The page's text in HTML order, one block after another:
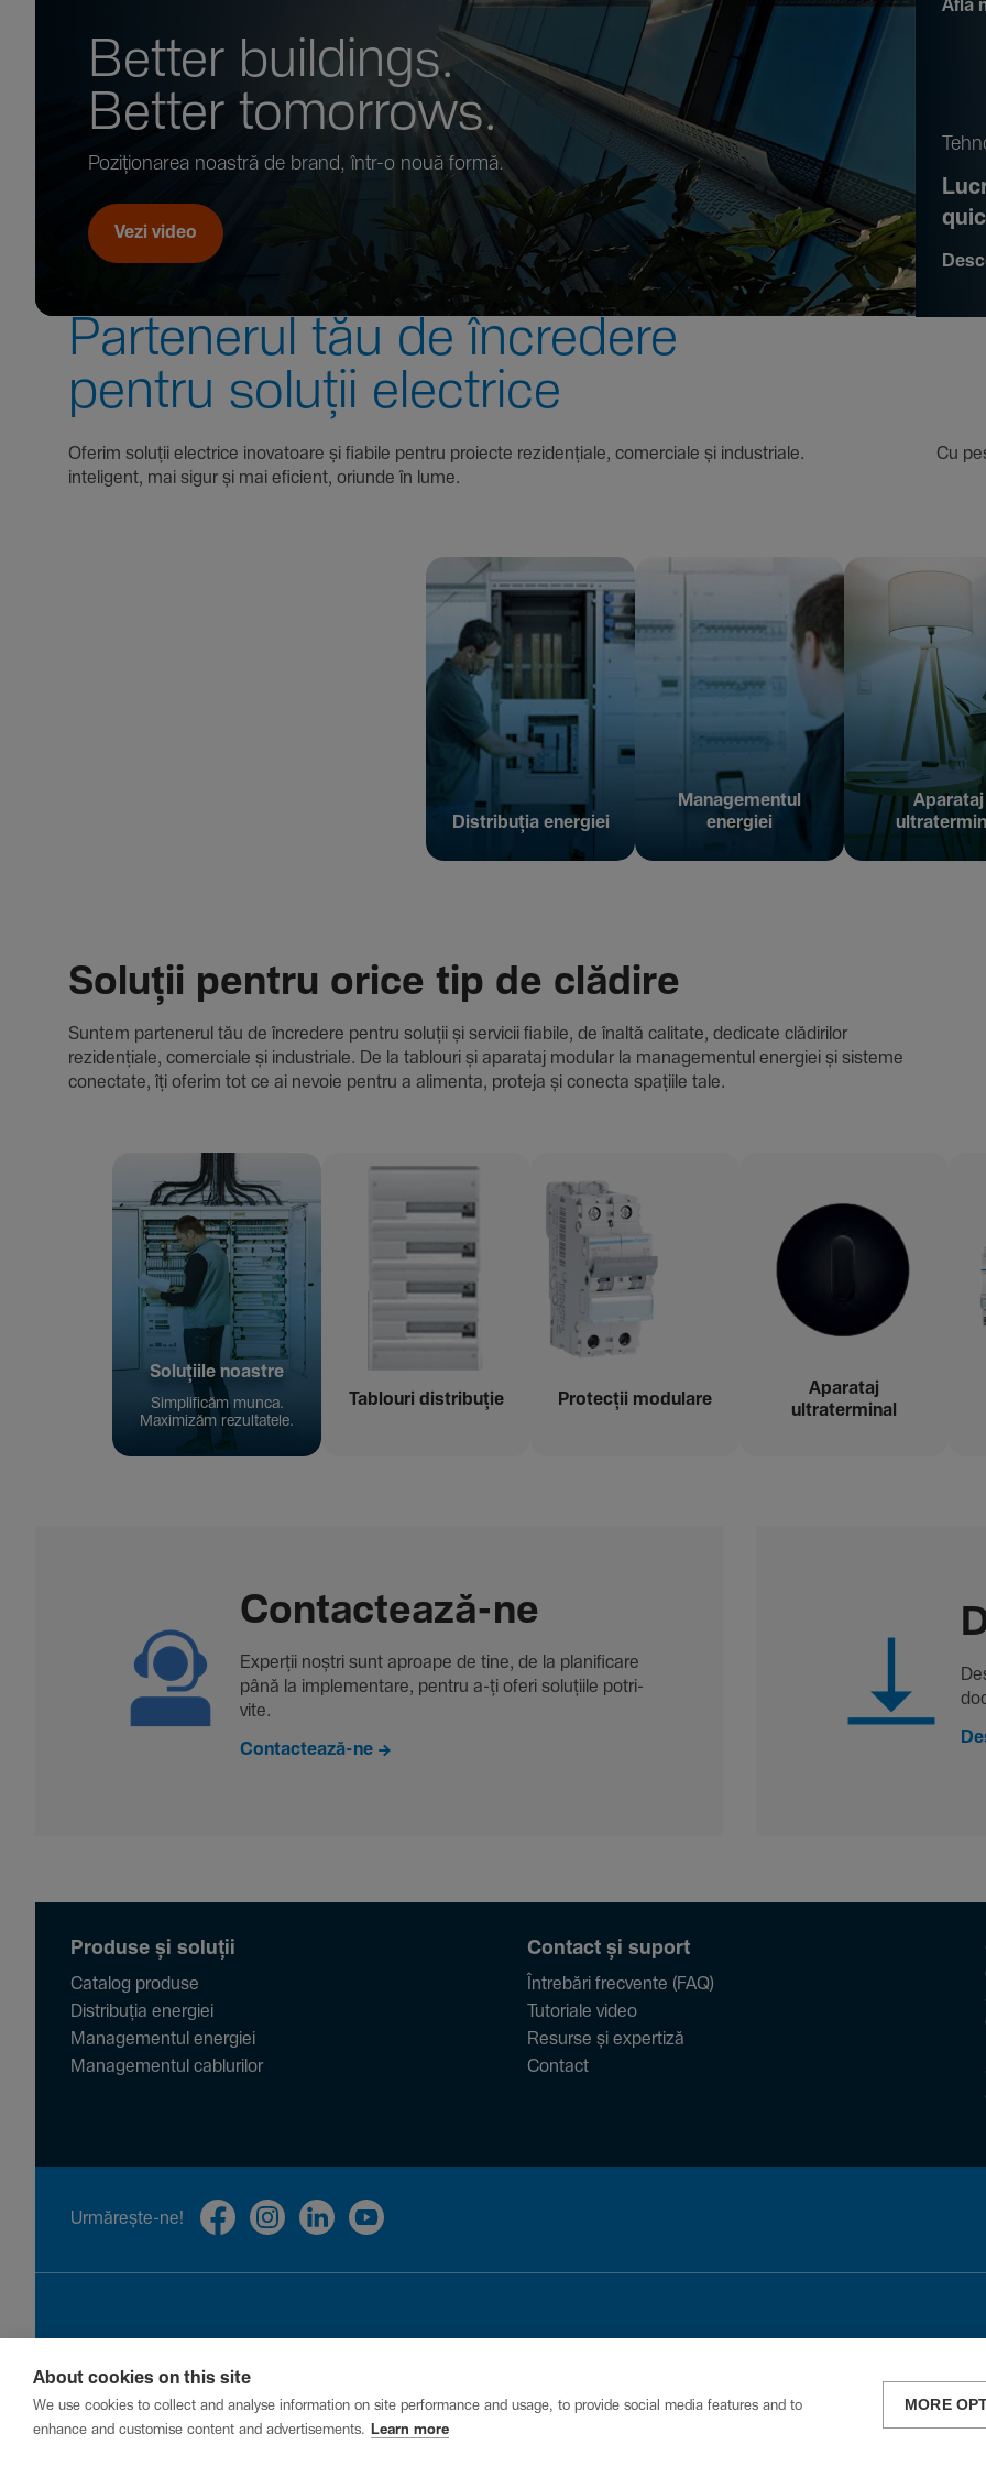
Better buil­dings.
Better tomor­rows.
Pozi­țio­narea noastră de brand, într-o nouă formă.
Vezi video
Află
Parte­nerul tău de încre­dere
pentru soluții electrice
Oferim soluții electrice inova­toare și fiabile pentru proiecte rezi­den­țiale, comer­ciale și indus­triale. Cu peste
inte­li­gent, mai sigur și mai eficient, oriunde în lume.
Distribuția energiei
Managementul
energiei
Aparataj
Soluții pentru orice tip de clădire
Suntem parte­nerul tău de încre­dere pentru soluții și servicii fiabile, de înaltă cali­tate, dedi­cate clădi­rilor
rezi­den­țiale, comer­ciale și indus­triale. De la tablouri și aparataj modular la managementul energiei și sisteme
conec­tate, îți oferim tot ce ai nevoie pentru a alimenta, proteja și conecta spațiile tale.
Solu­țiile noastre
Simpli­ficăm munca.
Maxi­mizăm rezul­ta­tele.
Tablouri distribuție Protecții modu­lare
Aparataj
ultraterminal
Contac­tează-ne
Experții noștri sunt aproape de tine, de la plani­fi­care
până la imple­men­tare, pentru a-ți oferi solu­țiile potri­
vite.
Contactează-ne
Produse și soluții
Catalog produse
Distribuția energiei
Managementul energiei
Managementul cablurilor
Contact și suport
Întrebări frecvente (FAQ)
Tutoriale video
Resurse și expertiză
Contact
Urmă­rește-ne!
Privacy Cookies
About cookies on this site
We use cookies to collect and analyse information on site performance and usage, to provide social media features and to
enhance and customise content and advertisements.
Learn more
MORE